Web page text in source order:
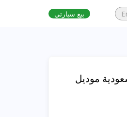
بيع سيارتي
موديل